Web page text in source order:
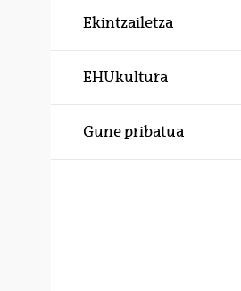
Ekintzailetza
EHUkultura
Gune pribatua